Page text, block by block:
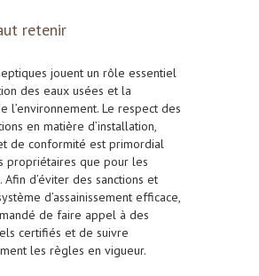
retenir
jouent un rôle essentiel
des eaux usées et la
l’environnement. Le respect des
en matière d’installation,
de conformité est primordial
propriétaires que pour les
Afin d’éviter des sanctions et
d’assainissement efficace,
de faire appel à des
certifiés et de suivre
les règles en vigueur.